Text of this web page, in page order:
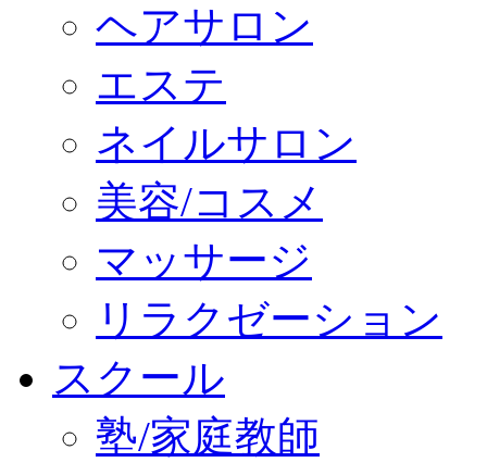
ヘアサロン
エステ
ネイルサロン
美容/コスメ
マッサージ
リラクゼーション
スクール
塾/家庭教師